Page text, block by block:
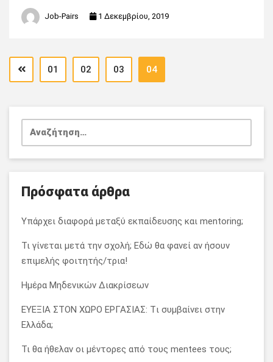
Job-Pairs 1 Δεκεμβρίου, 2019
01 02 03 04
Αναζήτηση
Πρόσφατα άρθρα
Υπάρχει διαφορά μεταξύ εκπαίδευσης και mentoring;
Τι γίνεται μετά την σχολή; Εδώ θα φανεί αν ήσουν
επιμελής φοιτητής/τρια!
Ημέρα Μηδενικών Διακρίσεων
ΕΥΕΞΙΑ ΣΤΟΝ ΧΩΡΟ ΕΡΓΑΣΙΑΣ: Tι συμβαίνει στην
Ελλάδα;
Τι θα ήθελαν οι μέντορες από τους mentees τους;